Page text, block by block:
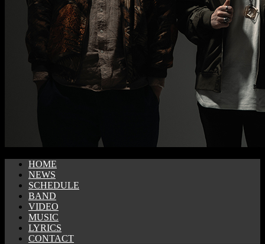
HOME
NEWS
SCHEDULE
BAND
VIDEO
MUSIC
LYRICS
CONTACT